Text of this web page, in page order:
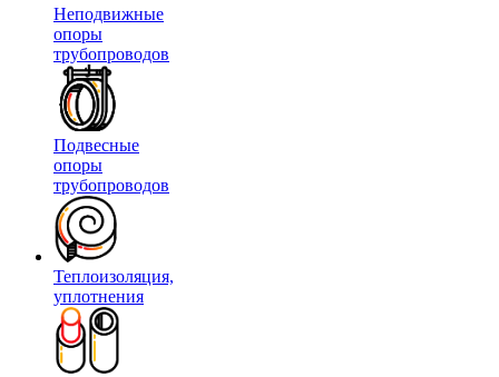
Неподвижные
опоры
трубопроводов
Подвесные
опоры
трубопроводов
Теплоизоляция,
уплотнения